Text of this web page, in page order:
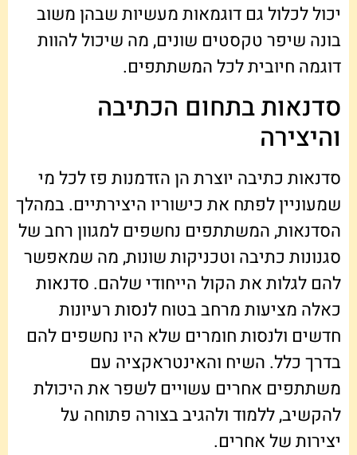
יכול לכלול גם דוגמאות מעשיות שבהן משוב
בונה שיפר טקסטים שונים, מה שיכול להוות
דוגמה חיובית לכל המשתתפים.
סדנאות בתחום הכתיבה
והיצירה
סדנאות כתיבה יוצרת הן הזדמנות פז לכל מי
שמעוניין לפתח את כישוריו היצירתיים. במהלך
הסדנאות, המשתתפים נחשפים למגוון רחב של
סגנונות כתיבה וטכניקות שונות, מה שמאפשר
להם לגלות את הקול הייחודי שלהם. סדנאות
כאלה מציעות מרחב בטוח לנסות רעיונות
חדשים ולנסות חומרים שלא היו נחשפים להם
בדרך כלל. השיח והאינטראקציה עם
משתתפים אחרים עשויים לשפר את היכולת
להקשיב, ללמוד ולהגיב בצורה פתוחה על
יצירות של אחרים.